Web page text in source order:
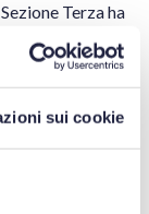
sui cookie
Terza ha
ai sensi
4, d.lgs.
appaltante
1-3, con